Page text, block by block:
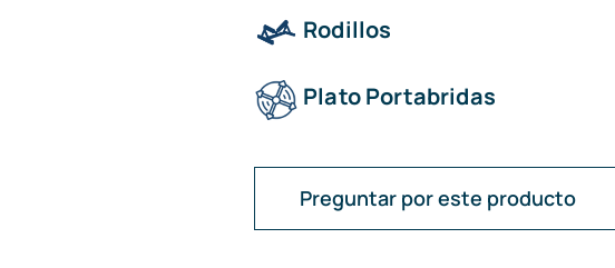
Rodillos
Plato Portabridas
Preguntar por este producto